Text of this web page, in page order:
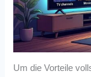
Um die Vorteile